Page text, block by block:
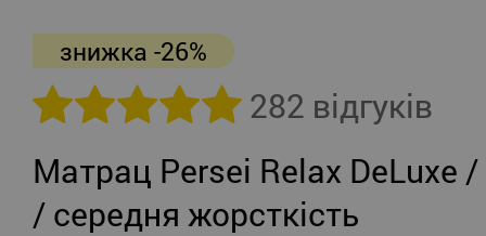
знижка -26%
282 відгуків
Матрац Persei Relax DeLuxe
/ середня жорсткість